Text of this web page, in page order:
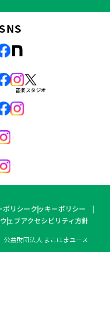
音楽スタジオ
ポリシークッキーポリシー
ウェブアクセシビリティ方針
益財団法人 よこはまユース